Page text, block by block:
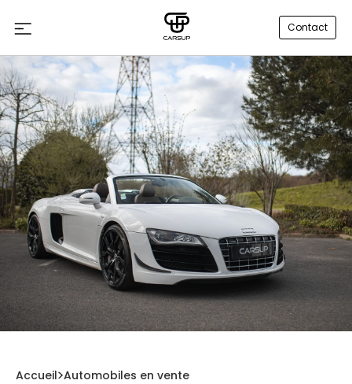
Contact
Accueil Automobiles en vente